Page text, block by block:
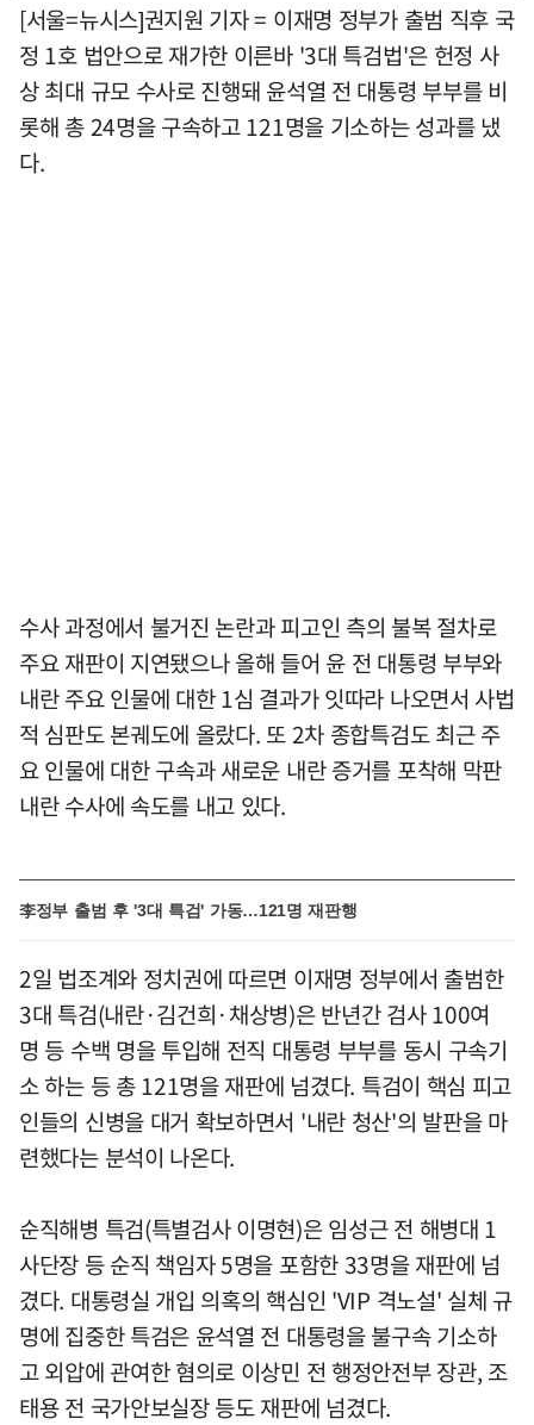
[서울=뉴시스]권지원 기자 = 이재명 정부가 출범 직후 국
정 1호 법안으로 재가한 이른바 '3대 특검법'은 헌정 사
상 최대 규모 수사로 진행돼 윤석열 전 대통령 부부를 비
롯해 총 24명을 구속하고 121명을 기소하는 성과를 냈
다.
수사 과정에서 불거진 논란과 피고인 측의 불복 절차로
주요 재판이 지연됐으나 올해 들어 윤 전 대통령 부부와
내란 주요 인물에 대한 1심 결과가 잇따라 나오면서 사법
적 심판도 본궤도에 올랐다. 또 2차 종합특검도 최근 주
요 인물에 대한 구속과 새로운 내란 증거를 포착해 막판
내란 수사에 속도를 내고 있다.
李정부 출범 후 '3대 특검' 가동…121명 재판행
2일 법조계와 정치권에 따르면 이재명 정부에서 출범한
3대 특검(내란·김건희·채상병)은 반년간 검사 100여
명 등 수백 명을 투입해 전직 대통령 부부를 동시 구속기
소 하는 등 총 121명을 재판에 넘겼다. 특검이 핵심 피고
인들의 신병을 대거 확보하면서 '내란 청산'의 발판을 마
련했다는 분석이 나온다.
순직해병 특검(특별검사 이명현)은 임성근 전 해병대 1
사단장 등 순직 책임자 5명을 포함한 33명을 재판에 넘
겼다. 대통령실 개입 의혹의 핵심인 'VIP 격노설' 실체 규
명에 집중한 특검은 윤석열 전 대통령을 불구속 기소하
고 외압에 관여한 혐의로 이상민 전 행정안전부 장관, 조
태용 전 국가안보실장 등도 재판에 넘겼다.